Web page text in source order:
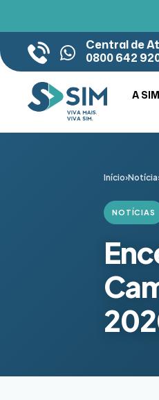
Central de
0800 642
A SIM
Início›
NOTÍCIAS